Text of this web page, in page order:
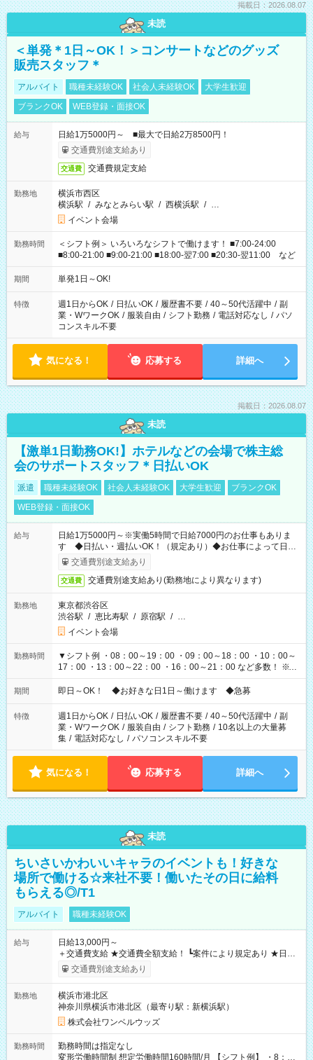
掲載日：2026.08.07
未読
＜単発＊1日～OK！＞コンサートなどのグッズ
販売スタッフ＊
アルバイト 職種未経験OK 社会人未経験OK
大学生歓迎
ブランクOK
WEB登録・面接OK
給与
日給1万5000円～ ■最大で日給2万8500円！
交通費別途支給あり
交通費 交通費規定支給
勤務地
横浜市西区
横浜駅 / みなとみらい駅 / 西横浜駅 / …
イベント会場
勤務時間
＜シフト例＞ いろいろなシフトで働けます！ ■7:00-24:00
■8:00-21:00 ■9:00-21:00 ■18:00-翌7:00 ■20:30-翌11:00 など
期間 単発1日～OK!
特徴 週1日からOK / 日払いOK / 履歴書不要 / 40～50代活躍中 / 副
業・WワークOK / 服装自由 / シフト勤務 / 電話対応なし / パソ
コンスキル不要
気になる！ 応募する 詳細へ
掲載日：2026.08.07
未読
【激単1日勤務OK!】ホテルなどの会場で株主総
会のサポートスタッフ＊日払いOK
派遣 職種未経験OK 社会人未経験OK 大学生歓迎
ブランクOK
WEB登録・面接OK
給与
日給1万5000円～※実働5時間で日給7000円のお仕事もありま
す ◆日払い・週払いOK！（規定あり）◆お仕事によって日給
も異なります
交通費別途支給あり
交通費 交通費別途支給あり(勤務地により異なります)
勤務地
東京都渋谷区
渋谷駅 / 恵比寿駅 / 原宿駅 / …
イベント会場
勤務時間
▼シフト例 ・08：00～19：00 ・09：00～18：00 ・10：00～
17：00 ・13：00～22：00 ・16：00～21：00 など多数！ ※お
仕事により勤務時間が異なります
期間 即日～OK！ ◆お好きな日1日～働けます ◆急募
特徴 週1日からOK / 日払いOK / 履歴書不要 / 40～50代活躍中 / 副
業・WワークOK / 服装自由 / シフト勤務 / 10名以上の大量募
集 / 電話対応なし / パソコンスキル不要
気になる！ 応募する 詳細へ
未読
ちいさいかわいいキャラのイベントも！好きな
場所で働ける☆来社不要！働いたその日に給料
もらえる◎/T1
アルバイト 職種未経験OK
給与
日給13,000円～
＋交通費支給 ★交通費全額支給！ ┗案件により規定あり ★日払
いOK！（規定あり） ┗働いたその日に現金GET♪ お仕事後はコ
ンビニATMから 日払い分を引き落とせます！ 【試用期間】試
交通費別途支給あり
勤務地
横浜市港北区
神奈川県横浜市港北区（最寄り駅：新横浜駅）
株式会社ワンベルウッズ
勤務時間
勤務時間は指定なし
変形労働時間制 想定労働時間160時間/月 【シフト例】 ・8：00